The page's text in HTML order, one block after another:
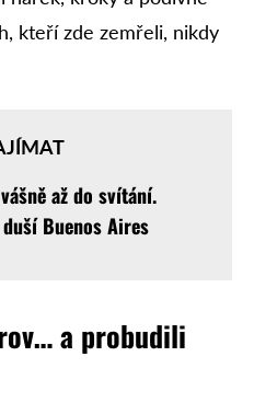
kteří zde zemřeli, nikdy
až do svítání.
Buenos Aires
a probudili